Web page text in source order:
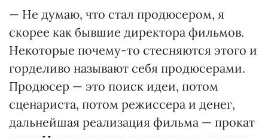
— Не думаю, что стал продюсером, я
скорее как бывшие директора фильмов.
Некоторые почему-то стесняются этого и
горделиво называют себя продюсерами.
Продюсер — это поиск идеи, потом
сценариста, потом режиссера и денег,
дальнейшая реализация фильма — прокат